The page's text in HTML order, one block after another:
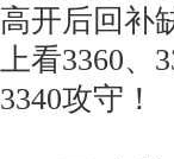
高开后回补
上看3360、
3340攻守！